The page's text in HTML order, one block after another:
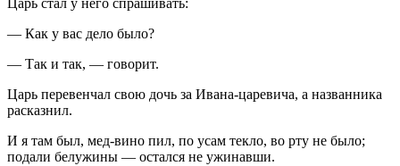
Царь стал у него спрашивать:
— Как у вас дело было?
— Так и так, — говорит.
Царь перевенчал свою дочь за Ивана-царевича, а названника
расказнил.
И я там был, мед-вино пил, по усам текло, во рту не было;
подали белужины — остался не ужинавши.